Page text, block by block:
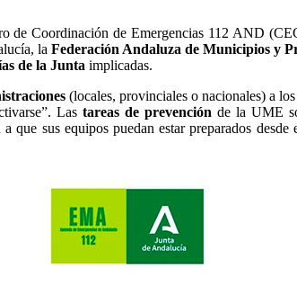
de Coordinación de Emergencias 112 AND
la Federación Andaluza de Municipios y
de la Junta implicadas.
(locales, provinciales o nacionales) a
Las tareas de prevención de la UME
que sus equipos puedan estar preparados